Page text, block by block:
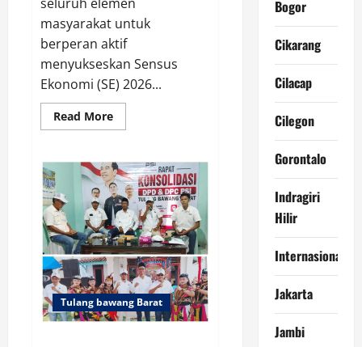
masyarakat untuk
berperan aktif
menyukseskan Sensus
Ekonomi (SE) 2026...
Read MoreRead
more
Ekonomi
2026,
Pemprov
Lampung
Tekankan
Pentingnya
Data
Akurat
untuk
Kebijakan
Tepat
Sasaran
Tulang bawang Barat
Bogor
Cikarang
Cilacap
Cilegon
Gorontalo
Indragiri
Hilir
Internasional
Jakarta
Jambi